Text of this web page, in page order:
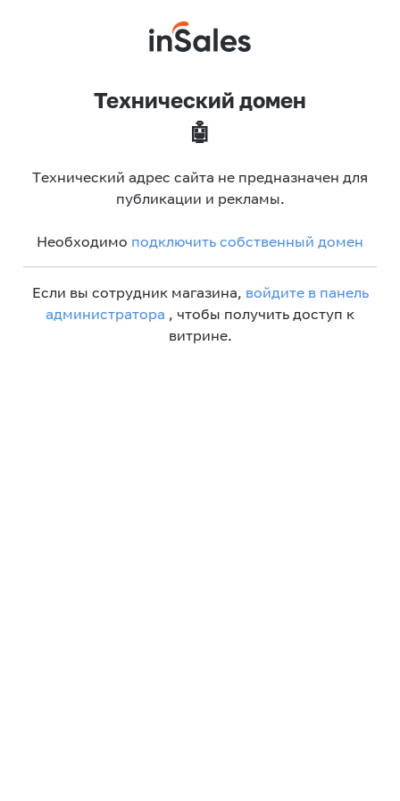
Технический домен
🤖
Технический адрес сайта не предназначен для
публикации и рекламы.
Необходимо подключить собственный домен
Если вы сотрудник магазина, войдите в панель
администратора , чтобы получить доступ к
витрине.